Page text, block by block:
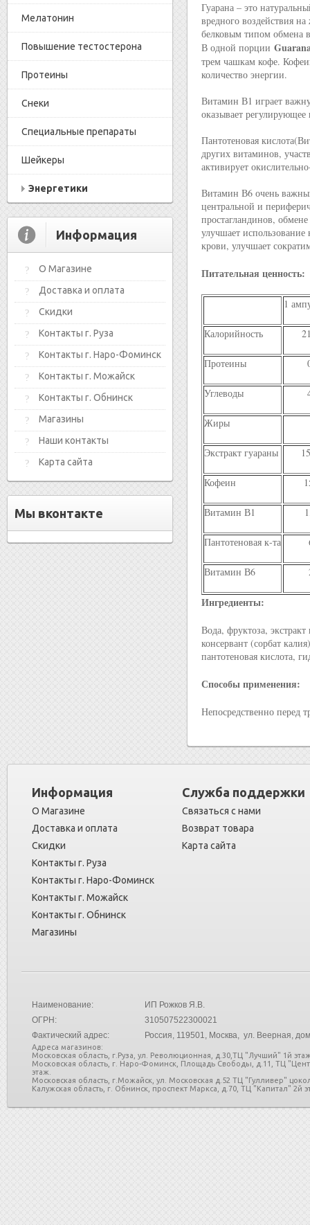
Мелатонин
Повышение тестостерона
Протеины
Снеки
Специальные препараты
Шейкеры
Энергетики
Информация
О Магазине
Доставка и оплата
Скидки
Контакты г. Руза
Контакты г. Наро-Фоминск
Контакты г. Можайск
Контакты г. Обнинск
Магазины
Наши контакты
Карта сайта
Мы вконтакте
Гуарана – это
вредного воздействия
белковым типом обмена
В одной порции
трем чашкам кофе.
количество энергии.
Витамин В1 играет
оказывает регулирующее
Пантотеновая
других витаминов,
активирует
Витамин В6 очень
центральной и
простагландинов,
улучшает
крови, улучшает
Питательная ценность:
1
Калорийность
Протеины
Углеводы
Жиры
Экстракт гуараны
Кофеин
Витамин В1
Пантотеновая к-та
Витамин В6
Ингредиенты:
Вода, фруктоза,
консервант (сорбат
пантотеновая кислота,
Способы применения:
Непосредственно перед
Информация
О Магазине
Доставка и оплата
Скидки
Контакты г. Руза
Контакты г. Наро-Фоминск
Контакты г. Можайск
Контакты г. Обнинск
Магазины
Служба поддержки
Связаться с нами
Возврат товара
Карта сайта
Наименование:
ИП Рожков Я.В.
ОГРН:
310507522300021
Фактический адрес:
Россия, 119501, Москва, ул. Веерная,
Адреса магазинов:
Московская область, г.Руза, ул. Революционная, д.30,ТЦ "Лучший" 1й
Московская область, г. Наро-Фоминск, Площадь Свободы, д.11, ТЦ
этаж.
Московская область, г.Можайск, ул. Московская д.52 ТЦ "Гулливер"
Калужская область, г. Обнинск, проспект Маркса, д.70, ТЦ "Капитал" 2й